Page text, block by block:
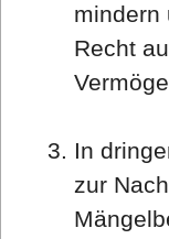
mindern
Recht
In
zur